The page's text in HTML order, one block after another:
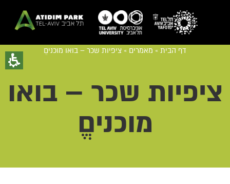
דף הבית » מאמרים » ציפיות שכר – בואו מוכניםֱ
ציפיות שכר – בואו
מוכניםֱ